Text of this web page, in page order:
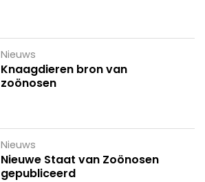
Nieuws
Knaagdieren bron van
zoönosen
Nieuws
Nieuwe Staat van Zoönosen
gepubliceerd